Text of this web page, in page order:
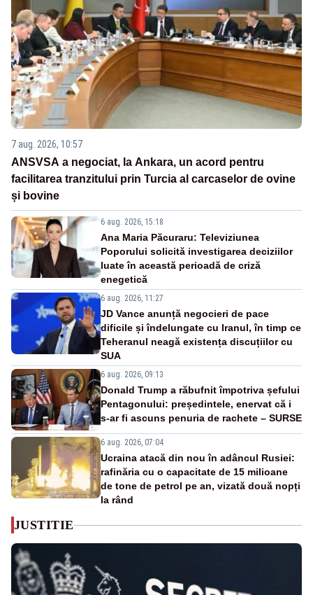
7 aug. 2026, 10:57
ANSVSA a negociat, la Ankara, un acord pentru
facilitarea tranzitului prin Turcia al carcaselor de ovine
și bovine
6 aug. 2026, 15:18
Ana Maria Păcuraru: Televiziunea
Poporului solicită investigarea deciziilor
luate în această perioadă de criză
enegetică
6 aug. 2026, 11:27
JD Vance anunță negocieri de pace
dificile și îndelungate cu Iranul, în timp ce
Teheranul neagă existența discuțiilor cu
SUA
6 aug. 2026, 09:13
Donald Trump a răbufnit împotriva șefului
Pentagonului: președintele, enervat că i
s-ar fi ascuns penuria de rachete – SURSE
6 aug. 2026, 07:04
Ucraina atacă din nou în adâncul Rusiei:
rafinăria cu o capacitate de 15 milioane
de tone de petrol pe an, vizată două nopți
la rând
JUSTITIE